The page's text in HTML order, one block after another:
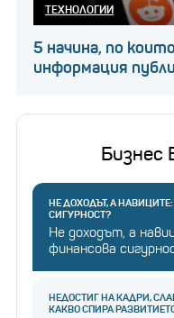
ТЕХНОЛОГИИ
5 начина, по
информация
Бизнес
НЕ ДОХОДЪТ, А
СИГУРНОСТ?
Не доходът, а
финансова
НЕДОСТИГ НА КАДРИ,
КАКВО СПИРА